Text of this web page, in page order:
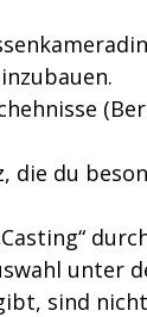
die du
unter
sind